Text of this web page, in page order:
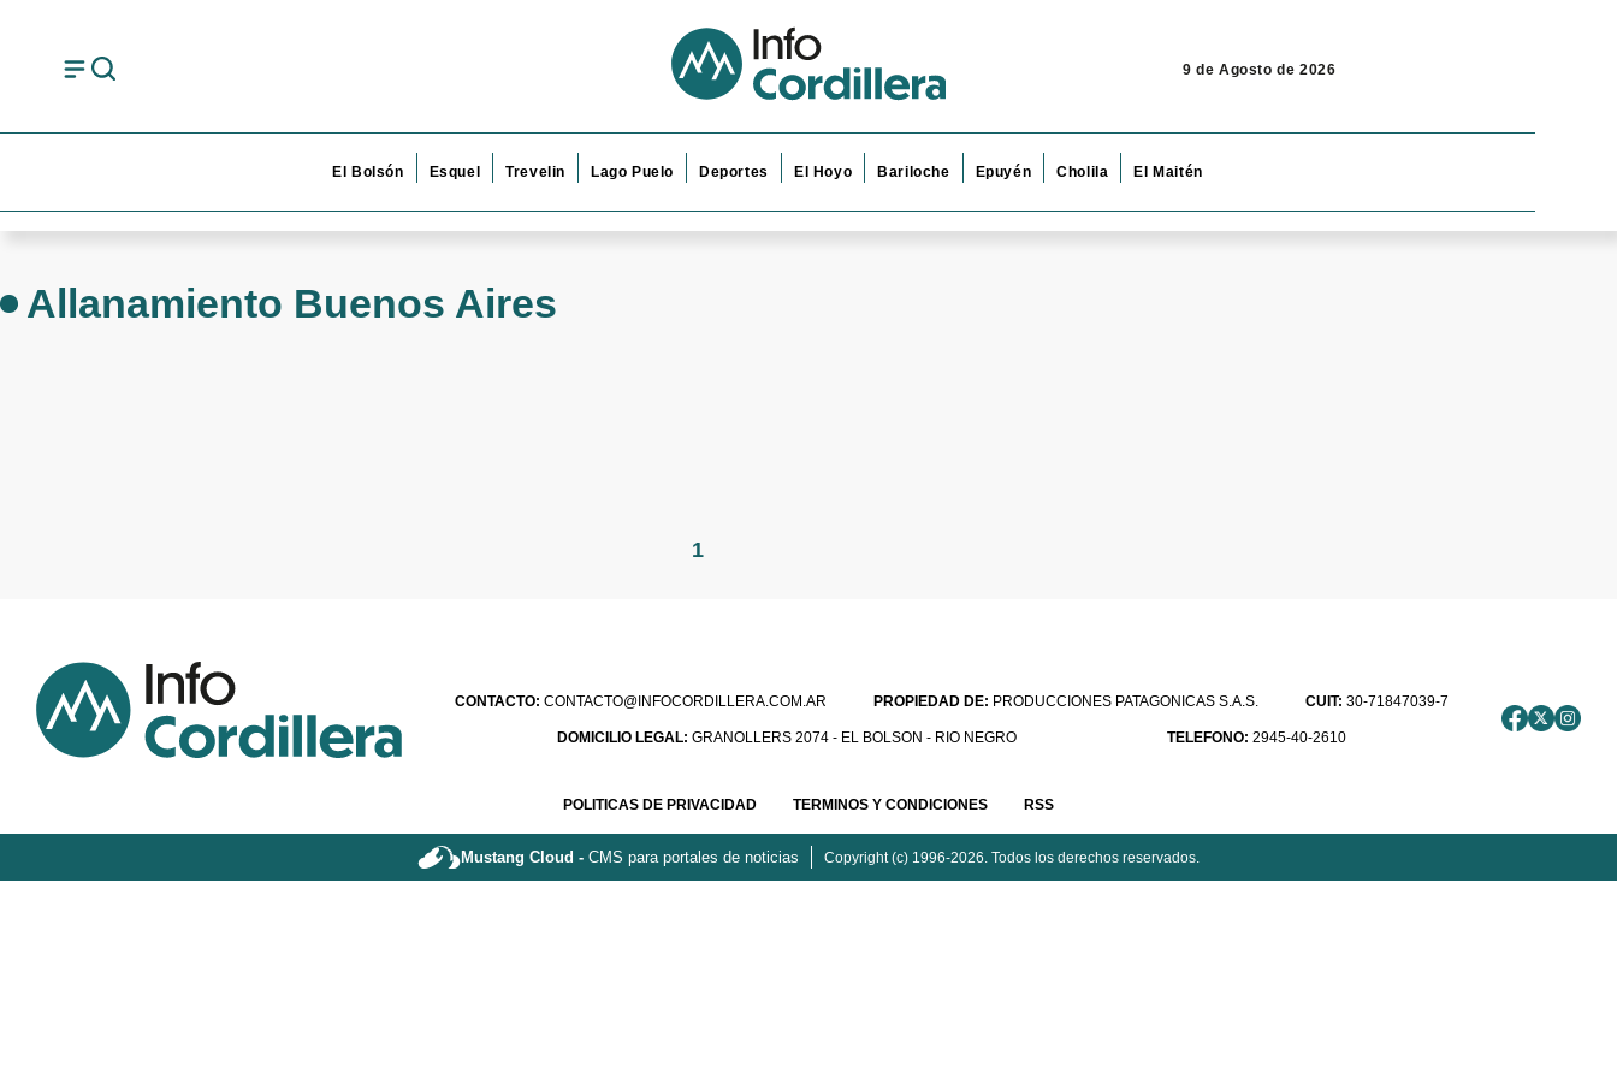
9 de Agosto de 2026
El Bolsón Esquel Trevelin Lago Puelo Deportes El Hoyo Bariloche Epuyén Cholila El Maitén
Allanamiento Buenos Aires
1
CONTACTO: CONTACTO@INFOCORDILLERA.COM.AR PROPIEDAD DE: PRODUCCIONES PATAGONICAS S.A.S. CUIT: 30-71847039-7
DOMICILIO LEGAL:GRANOLLERS 2074 - EL BOLSON - RIO NEGRO TELEFONO: 2945-40-2610
POLITICAS DE PRIVACIDAD TERMINOS Y CONDICIONES RSS
Mustang Cloud - CMS para portales de noticias Copyright (c) 1996-2026. Todos los derechos reservados.